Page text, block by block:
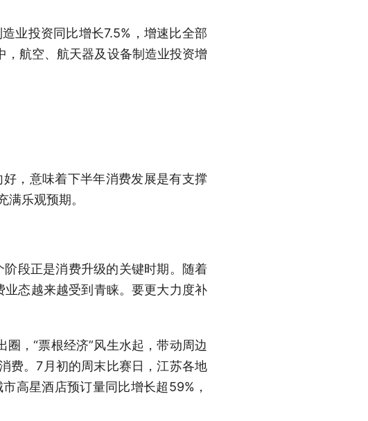
业投资同比增长7.5%，增速比全部
航空、航天器及设备制造业投资增
，意味着下半年消费发展是有支撑
乐观预期。
段正是消费升级的关键时期。随着
态越来越受到青睐。要更大力度补
，“票根经济”风生水起，带动周边
费。7月初的周末比赛日，江苏各地
高星酒店预订量同比增长超59%，